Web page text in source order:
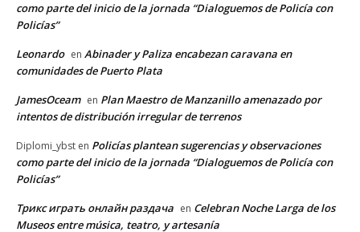
como parte del inicio de la jornada “Dialoguemos de Policía con
Policías”
Leonardo en Abinader y Paliza encabezan caravana en
comunidades de Puerto Plata
JamesOceam en Plan Maestro de Manzanillo amenazado por
intentos de distribución irregular de terrenos
Diplomi_ybst en Policías plantean sugerencias y observaciones
como parte del inicio de la jornada “Dialoguemos de Policía con
Policías”
Трикс играть онлайн раздача en Celebran Noche Larga de los
Museos entre música, teatro, y artesanía